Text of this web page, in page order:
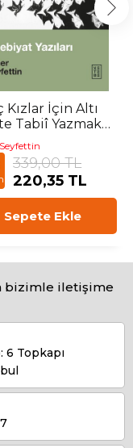
Kızlar İçin Altı
Tabiî Yazmak
339,00 TL
220,35 TL
Sepete Ekle
bizimle iletişime
6 Topkapı